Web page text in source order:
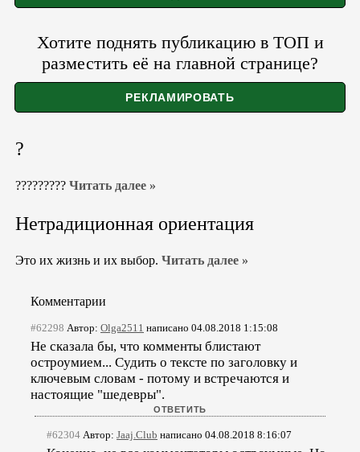
Хотите поднять публикацию в ТОП и
разместить её на главной странице?
?
????????? Читать далее »
Нетрадиционная ориентация
Это их жизнь и их выбор. Читать далее »
Комментарии
#62298 Автор: Olga2511 написано 04.08.2018 1:15:08
Не сказала бы, что комменты блистают
остроумием... Судить о тексте по заголовку и
ключевым словам - потому и встречаются и
настоящие "шедевры".
#62304 Автор: Jaaj.Club написано 04.08.2018 8:16:07